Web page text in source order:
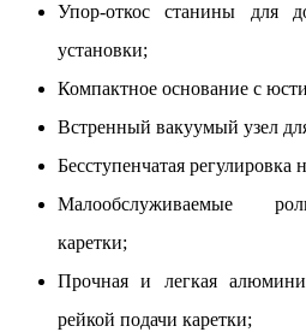
Упор-откос станины для
установки;
Компактное основание с
Встренный вакуумый узел
Бесступенчатая регулировка
Малообслуживаемые
каретки;
Прочная и легкая
рейкой подачи каретки;